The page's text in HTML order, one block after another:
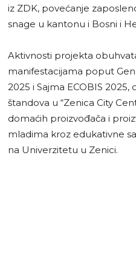
iz ZDK, povećanje
snage u kantonu i Bosni i
Aktivnosti projekta
manifestacijama poput
2025 i Sajma ECOBIS
štandova u “Zenica City
domaćih proizvođača i
mladima kroz edukativne
na Univerzitetu u Zenici.